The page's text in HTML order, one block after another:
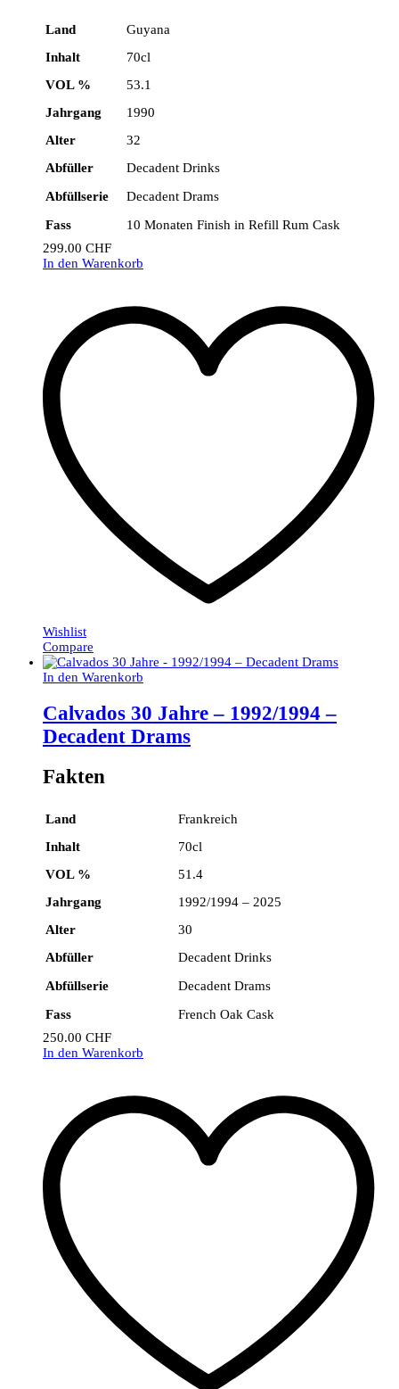
Land
Guyana
Inhalt
70cl
VOL %
53.1
Jahrgang
1990
Alter
32
Abfüller
Decadent Drinks
Abfüllserie
Decadent Drams
Fass
10 Monaten Finish in Refill Rum Cask
299.00 CHF
In den Warenkorb
Wishlist
Compare
In den Warenkorb
Calvados 30 Jahre – 1992/1994 –
Decadent Drams
Fakten
Land
Frankreich
Inhalt
70cl
VOL %
51.4
Jahrgang
1992/1994 – 2025
Alter
30
Abfüller
Decadent Drinks
Abfüllserie
Decadent Drams
Fass
French Oak Cask
250.00 CHF
In den Warenkorb